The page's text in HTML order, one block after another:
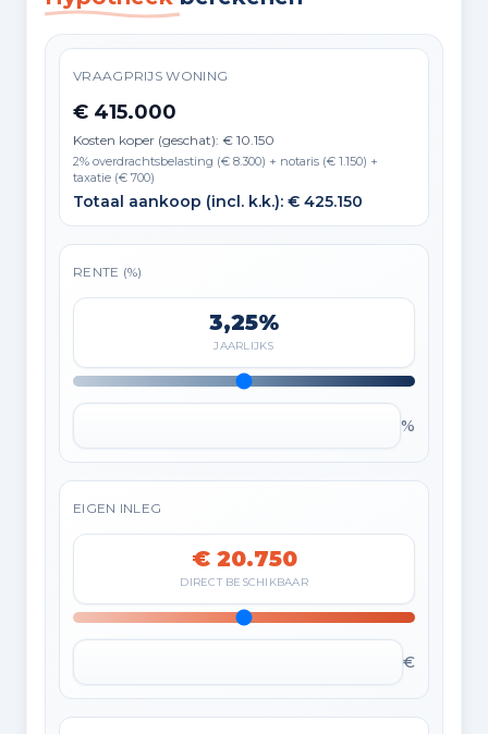
VRAAGPRIJS WONING
€ 415.000
Kosten koper (geschat): € 10.150
2% overdrachtsbelasting (€ 8.300) + notaris (€ 1.150) +
taxatie (€ 700)
Totaal aankoop (incl. k.k.): € 425.150
RENTE (%)
3,25%
JAARLIJKS
%
EIGEN INLEG
€ 20.750
DIRECT BESCHIKBAAR
€